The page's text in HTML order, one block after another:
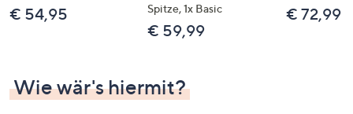
€ 54,95
Spitze, 1x Basic
€ 59,99
€ 72,99
Wie wär's hiermit?